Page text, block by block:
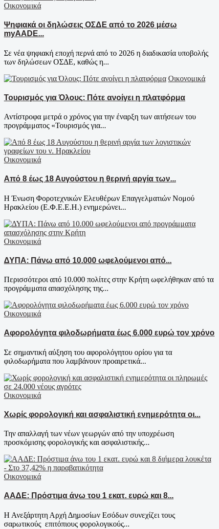
Οικονομικά
Ψηφιακά οι δηλώσεις ΟΣΔΕ από το 2026 μέσω
myAADE...
Σε νέα ψηφιακή εποχή περνά από το 2026 η διαδικασία υποβολής
των δηλώσεων ΟΣΔΕ, καθώς η...
Οικονομικά
Τουρισμός για Όλους: Πότε ανοίγει η πλατφόρμα
Αντίστροφα μετρά ο χρόνος για την έναρξη των αιτήσεων του
προγράμματος «Τουρισμός για...
Οικονομικά
Από 8 έως 18 Αυγούστου η θερινή αργία των...
Η Ένωση Φοροτεχνικών Ελευθέρων Επαγγελματιών Νομού
Ηρακλείου (Ε.Φ.Ε.Ε.Η.) ενημερώνει...
Οικονομικά
ΔΥΠΑ: Πάνω από 10.000 ωφελούμενοι από...
Περισσότεροι από 10.000 πολίτες στην Κρήτη ωφελήθηκαν από τα
προγράμματα απασχόλησης της...
Οικονομικά
Αφορολόγητα φιλοδωρήματα έως 6.000 ευρώ τον χρόνο
Σε σημαντική αύξηση του αφορολόγητου ορίου για τα
φιλοδωρήματα που λαμβάνουν προαιρετικά...
Οικονομικά
Χωρίς φορολογική και ασφαλιστική ενημερότητα οι...
Την απαλλαγή των νέων γεωργών από την υποχρέωση
προσκόμισης φορολογικής και ασφαλιστικής...
Οικονομικά
ΑΑΔΕ: Πρόστιμα άνω του 1 εκατ. ευρώ και 8...
Η Ανεξάρτητη Αρχή Δημοσίων Εσόδων συνεχίζει τους
σαρωτικούς επιτόπιους φορολογικούς...